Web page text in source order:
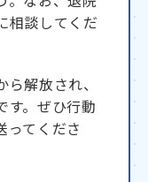
相談してくだ
解放され、
す。ぜひ行動
ってくださ